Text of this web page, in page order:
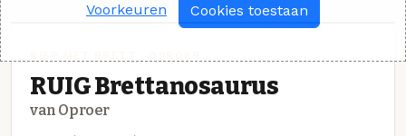
RUIG Brettanosaurus
van Oproer
Voorkeuren Cookies toestaan